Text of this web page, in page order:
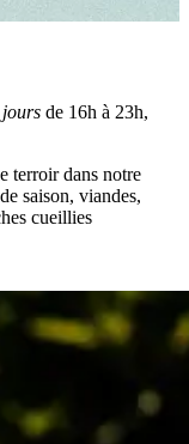
jours de 16h à 23h,
terroir dans notre
saison, viandes,
cueillies